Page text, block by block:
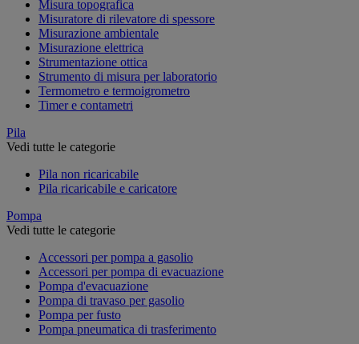
Misura topografica
Misuratore di rilevatore di spessore
Misurazione ambientale
Misurazione elettrica
Strumentazione ottica
Strumento di misura per laboratorio
Termometro e termoigrometro
Timer e contametri
Pila
Vedi tutte le categorie
Pila non ricaricabile
Pila ricaricabile e caricatore
Pompa
Vedi tutte le categorie
Accessori per pompa a gasolio
Accessori per pompa di evacuazione
Pompa d'evacuazione
Pompa di travaso per gasolio
Pompa per fusto
Pompa pneumatica di trasferimento